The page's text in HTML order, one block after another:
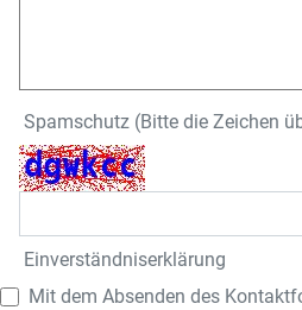
Spamschutz (Bitte die Zeichen
Einverständnis­erklärung
Mit dem Absenden des